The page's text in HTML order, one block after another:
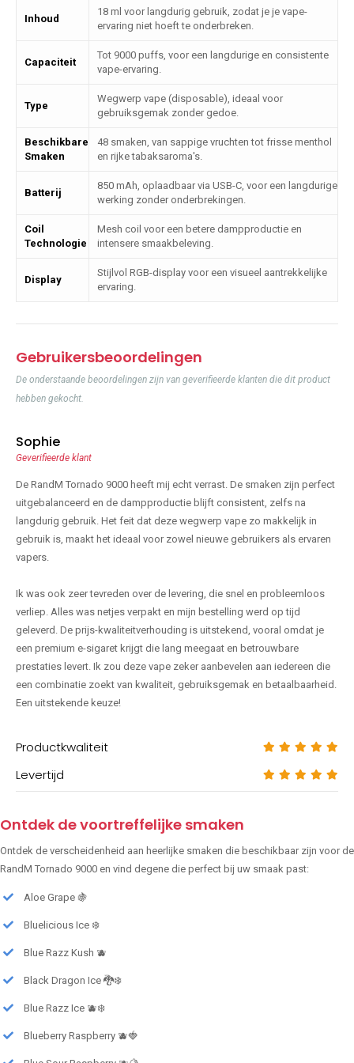
Inhoud
18 ml voor langdurig gebruik, zodat je je vape-
ervaring niet hoeft te onderbreken.
Capaciteit
Tot 9000 puffs, voor een langdurige en consistente
vape-ervaring.
Type
Wegwerp vape (disposable), ideaal voor
gebruiksgemak zonder gedoe.
Beschikbare
Smaken
48 smaken, van sappige vruchten tot frisse menthol
en rijke tabaksaroma's.
Batterij
850 mAh, oplaadbaar via USB-C, voor een langdurige
werking zonder onderbrekingen.
Coil
Technologie
Mesh coil voor een betere dampproductie en
intensere smaakbeleving.
Display
Stijlvol RGB-display voor een visueel aantrekkelijke
ervaring.
Gebruikersbeoordelingen
De onderstaande beoordelingen zijn van geverifieerde klanten die dit product
hebben gekocht.
Sophie
Geverifieerde klant
De RandM Tornado 9000 heeft mij echt verrast. De smaken zijn perfect
uitgebalanceerd en de dampproductie blijft consistent, zelfs na
langdurig gebruik. Het feit dat deze wegwerp vape zo makkelijk in
gebruik is, maakt het ideaal voor zowel nieuwe gebruikers als ervaren
vapers.
Ik was ook zeer tevreden over de levering, die snel en probleemloos
verliep. Alles was netjes verpakt en mijn bestelling werd op tijd
geleverd. De prijs-kwaliteitverhouding is uitstekend, vooral omdat je
een premium e-sigaret krijgt die lang meegaat en betrouwbare
prestaties levert. Ik zou deze vape zeker aanbevelen aan iedereen die
een combinatie zoekt van kwaliteit, gebruiksgemak en betaalbaarheid.
Een uitstekende keuze!
Productkwaliteit
Levertijd
Ontdek de voortreffelijke smaken
Ontdek de verscheidenheid aan heerlijke smaken die beschikbaar zijn voor de
RandM Tornado 9000 en vind degene die perfect bij uw smaak past:
Aloe Grape 🍇
Bluelicious Ice ❄️
Blue Razz Kush 🫐
Black Dragon Ice 🐉❄️
Blue Razz Ice 🫐❄️
Blueberry Raspberry 🫐🍓